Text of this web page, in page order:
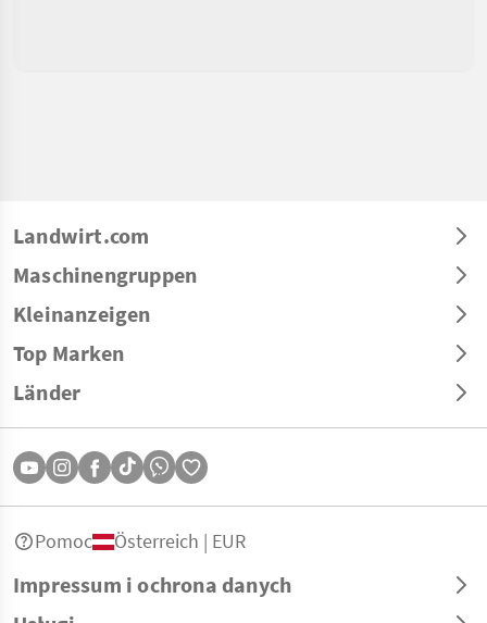
Landwirt.com
Maschinengruppen
Kleinanzeigen
Top Marken
Länder
Impressum i ochrona danych
Pomoc Österreich | EUR